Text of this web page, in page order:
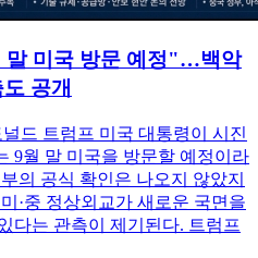
말 미국 방문 예정"…백악
공개
드 트럼프 미국 대통령이 시진
9월 말 미국을 방문할 예정이라
의 공식 확인은 나오지 않았지
·중 정상외교가 새로운 국면을
다는 관측이 제기된다. 트럼프